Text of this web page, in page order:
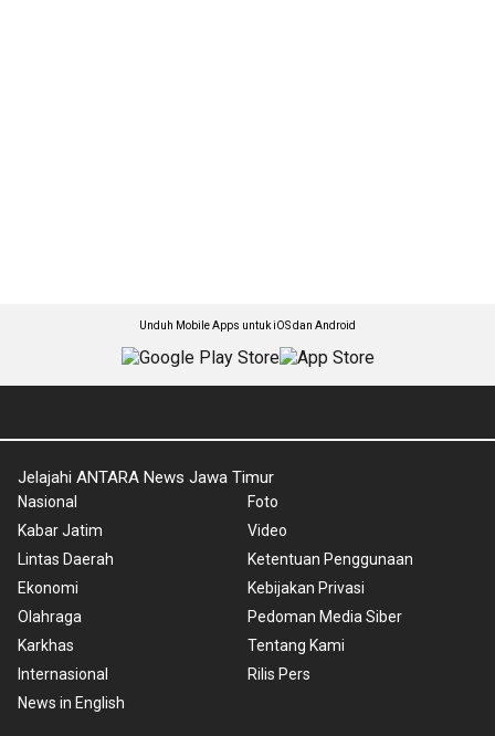
Unduh Mobile Apps untuk iOS dan Android
Jelajahi ANTARA News Jawa Timur
Nasional
Kabar Jatim
Lintas Daerah
Ekonomi
Olahraga
Karkhas
Internasional
News in English
Foto
Video
Ketentuan Penggunaan
Kebijakan Privasi
Pedoman Media Siber
Tentang Kami
Rilis Pers